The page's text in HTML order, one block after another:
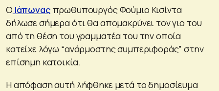
Ο Ιάπωνας πρωθυπουργός Φούμιο Κισίντα
δήλωσε σήμερα ότι θα απομακρύνει τον γιο του
από τη θέση του γραμματέα του την οποία
κατείχε λόγω “ανάρμοστης συμπεριφοράς” στην
επίσημη κατοικία.
Η απόφαση αυτή λήφθηκε μετά το δημοσίευμα